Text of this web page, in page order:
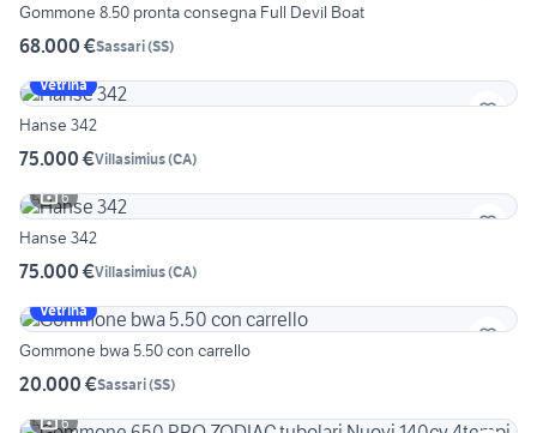
Gommone 8.50 pronta consegna Full Devil Boat
68.000 €Sassari(SS)
Vetrina
Hanse 342
75.000 €Villasimius(CA)
6
Hanse 342
75.000 €Villasimius(CA)
Vetrina
Gommone bwa 5.50 con carrello
20.000 €Sassari(SS)
6